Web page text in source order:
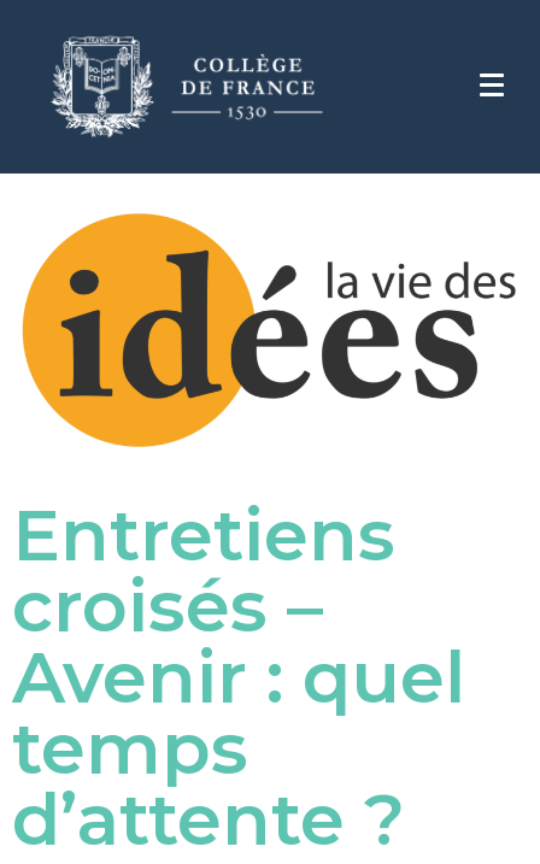
Entretiens
croisés –
Avenir : quel
temps
d’attente ?